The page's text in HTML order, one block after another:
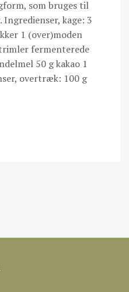
som bruges til
kage: 3
1 (over)moden
fermenterede
50 g kakao 1
overtræk: 100 g